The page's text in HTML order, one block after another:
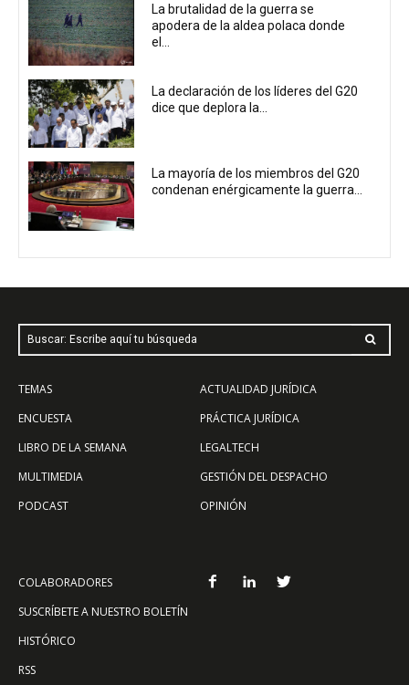
La brutalidad de la guerra se
apodera de la aldea polaca donde
el...
La declaración de los líderes del G20
dice que deplora la...
La mayoría de los miembros del G20
condenan enérgicamente la guerra...
Buscar: Escribe aquí tu búsqueda
TEMAS
ENCUESTA
LIBRO DE LA SEMANA
MULTIMEDIA
PODCAST
ACTUALIDAD JURÍDICA
PRÁCTICA JURÍDICA
LEGALTECH
GESTIÓN DEL DESPACHO
OPINIÓN
COLABORADORES
SUSCRÍBETE A NUESTRO BOLETÍN
HISTÓRICO
RSS